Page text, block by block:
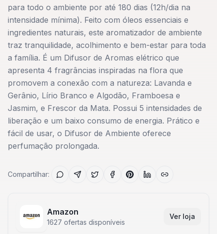
para todo o ambiente por até 180 dias (12h/dia na
intensidade mínima). Feito com óleos essenciais e
ingredientes naturais, este aromatizador de ambiente
traz tranquilidade, acolhimento e bem-estar para toda
a família. É um Difusor de Aromas elétrico que
apresenta 4 fragrâncias inspiradas na flora que
promovem a conexão com a natureza: Lavanda e
Gerânio, Lírio Branco e Algodão, Framboesa e
Jasmim, e Frescor da Mata. Possui 5 intensidades de
liberação e um baixo consumo de energia. Prático e
fácil de usar, o Difusor de Ambiente oferece
perfumação prolongada.
Compartilhar:
Amazon
1627 ofertas disponíveis
Ver loja